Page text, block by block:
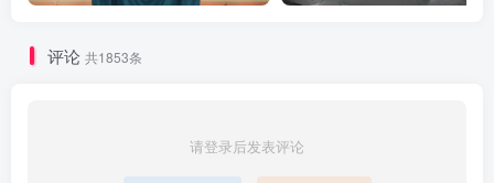
评论 共1853条
请登录后发表评论